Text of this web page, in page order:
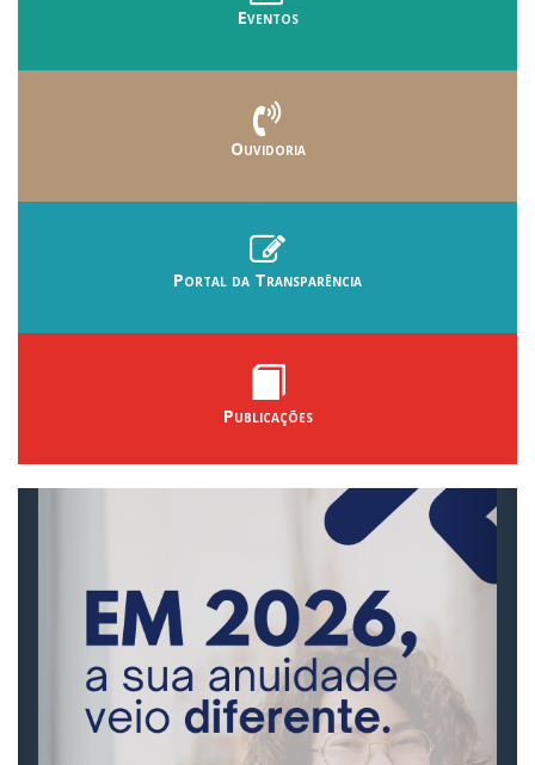
Eventos
Ouvidoria
Portal da Transparência
Publicações